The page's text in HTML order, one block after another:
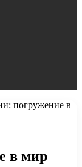
погружение в
в мир